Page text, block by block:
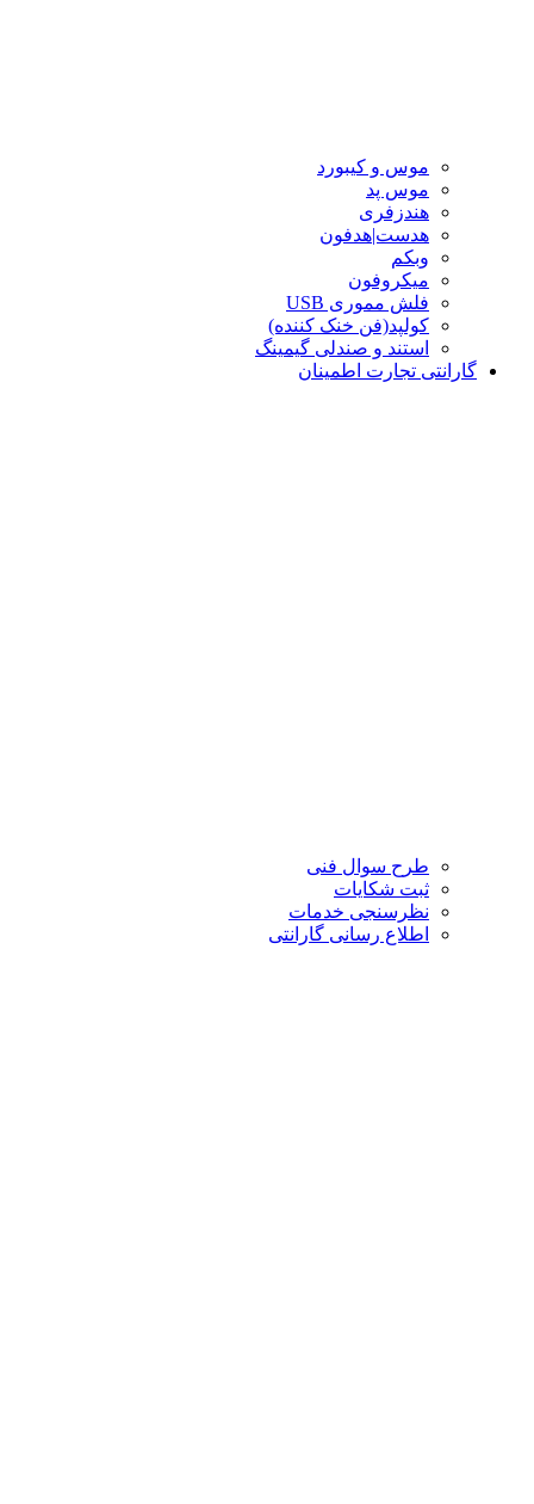
موس و کیبورد
موس پد
هندزفری
هدست|هدفون
وبکم
میکروفون
فلش مموری USB
کولپد(فن خنک کننده)
استند و صندلی گیمینگ
گارانتی تجارت اطمینان
طرح سوال فنی
ثبت شکایات
نظرسنجی خدمات
اطلاع رسانی گارانتی